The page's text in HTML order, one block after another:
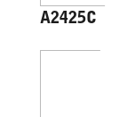
A2425C